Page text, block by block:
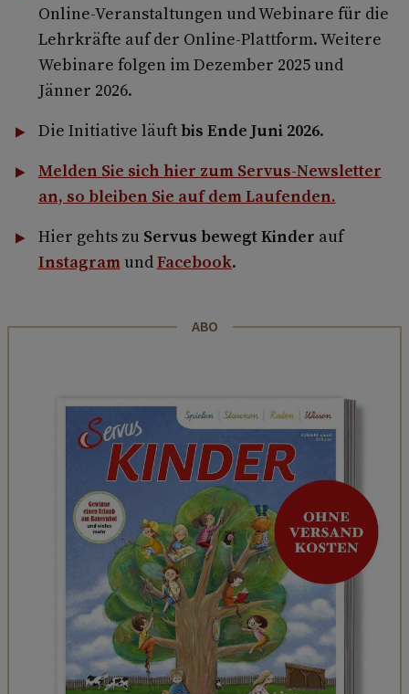
Online-Veranstaltungen und Webinare für die
Lehrkräfte auf der Online-Plattform. Weitere
Webinare folgen im Dezember 2025 und
Jänner 2026.
Die Initiative läuft bis Ende Juni 2026.
Melden Sie sich hier zum Servus-Newsletter
an, so bleiben Sie auf dem Laufenden.
Hier gehts zu Servus bewegt Kinder auf
InstagramundFacebook.
ABO